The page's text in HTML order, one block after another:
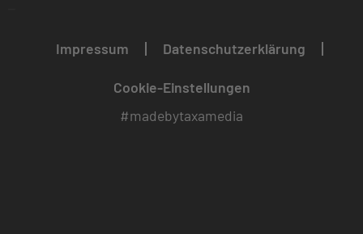
Impressum Datenschutzerklärung
Cookie-Einstellungen
#madebytaxamedia